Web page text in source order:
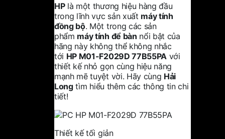
HPlà một thương hiệu hàng đầu
trong lĩnh vực sản xuất máy tính
đồng bộ. Một trong các sản
phẩm máy tính để bàn nổi bật của
hãng này không thể không nhắc
tới HP M01-F2029D 77B55PA với
thiết kế nhỏ gọn cùng hiệu năng
mạnh mẽ tuyệt vời. Hãy cùng Hải
Longtìm hiểu thêm các thông tin chi
tiết!
Thiết kế tối giản